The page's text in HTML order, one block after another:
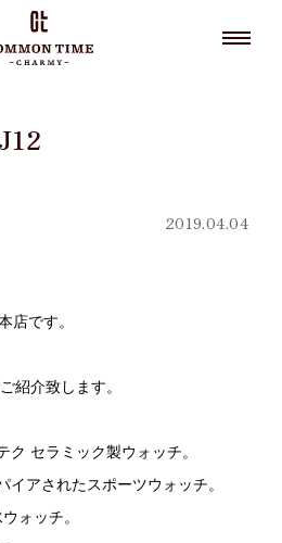
2019.04.04
店です。
紹介致します。
ク セラミック製ウォッチ。
イアされたスポーツウォッチ。
ォッチ。